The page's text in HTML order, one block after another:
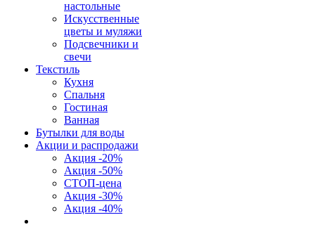
настольные
Искусственные
цветы и муляжи
Подсвечники и
свечи
Текстиль
Кухня
Спальня
Гостиная
Ванная
Бутылки для воды
Акции и распродажи
Акция -20%
Акция -50%
СТОП-цена
Акция -30%
Акция -40%